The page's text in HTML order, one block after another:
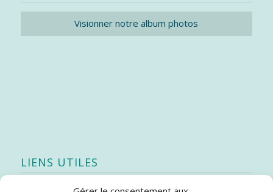
Visionner notre album photos
LIENS UTILES